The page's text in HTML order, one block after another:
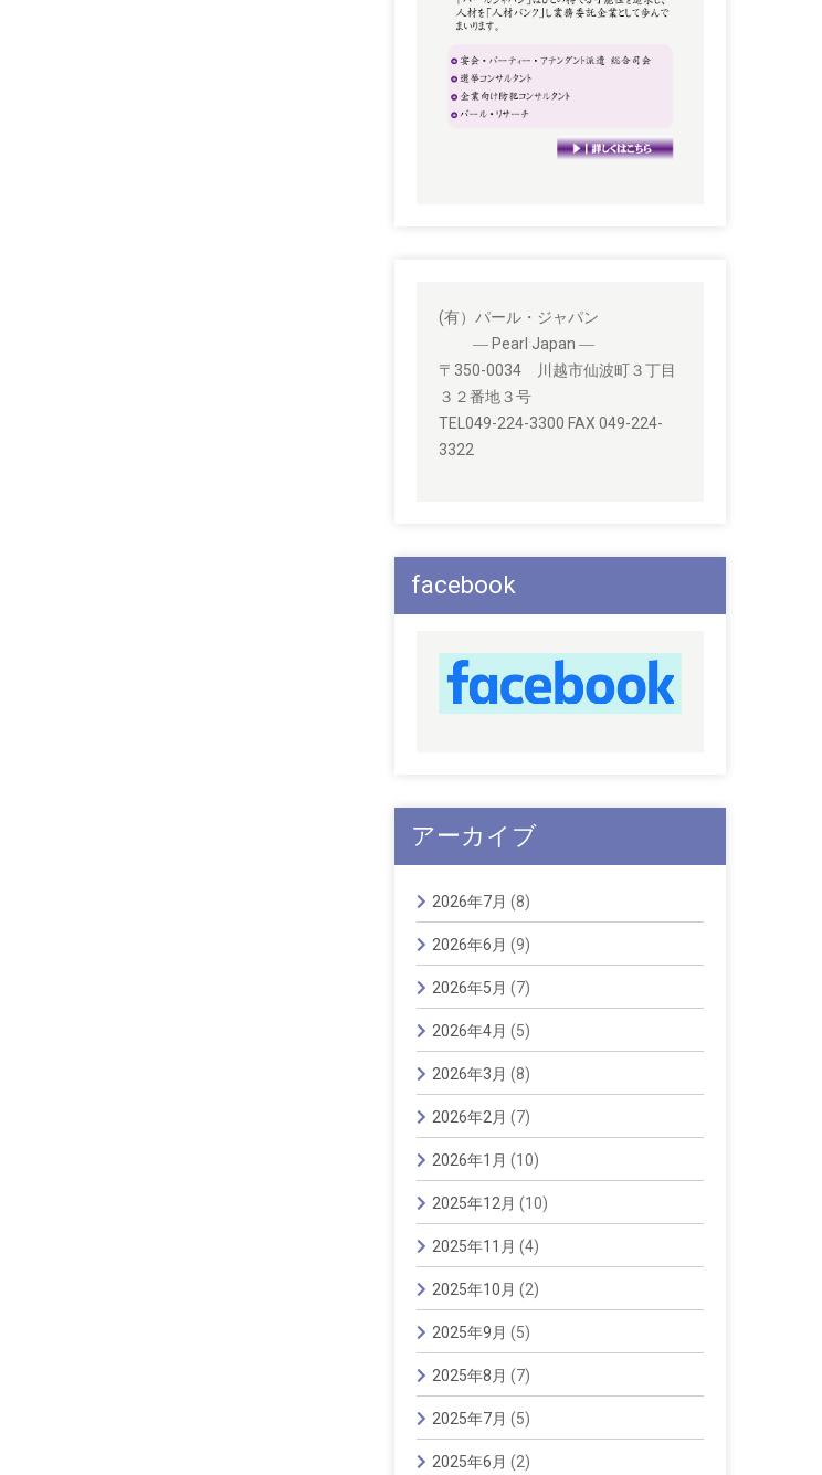
(有）パール・ジャパン
― Pearl Japan ―
〒350-0034 川越市仙波町３丁目
３２番地３号
TEL049-224-3300 FAX 049-224-
3322
facebook
アーカイブ
2026年7月 (8)
2026年6月 (9)
2026年5月 (7)
2026年4月 (5)
2026年3月 (8)
2026年2月 (7)
2026年1月 (10)
2025年12月 (10)
2025年11月 (4)
2025年10月 (2)
2025年9月 (5)
2025年8月 (7)
2025年7月 (5)
2025年6月 (2)